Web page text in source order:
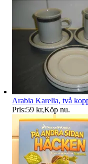
Arabia Karelia, två
Pris:59 kr,Köp nu.